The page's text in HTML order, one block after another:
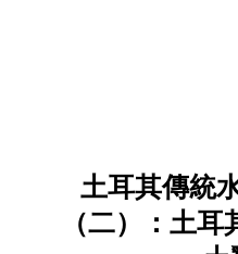
土耳其傳統
（二）：土